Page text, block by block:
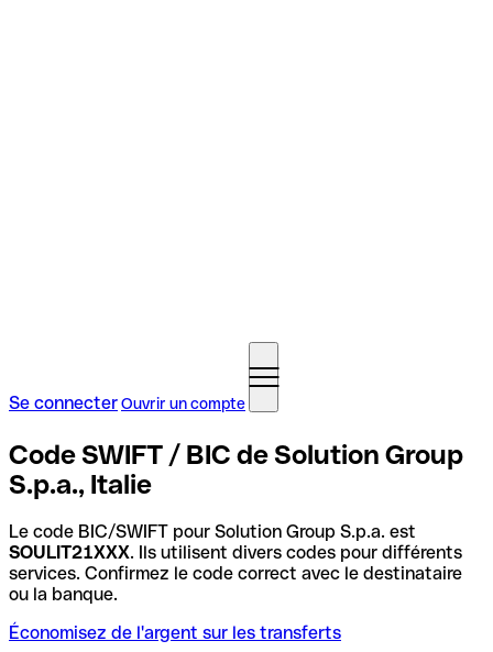
Se connecterOuvrir un compte
Code SWIFT / BIC de Solution Group
S.p.a., Italie
Le code BIC/SWIFT pour Solution Group S.p.a. est
SOULIT21XXX. Ils utilisent divers codes pour différents
services. Confirmez le code correct avec le destinataire
ou la banque.
Économisez de l'argent sur les transferts